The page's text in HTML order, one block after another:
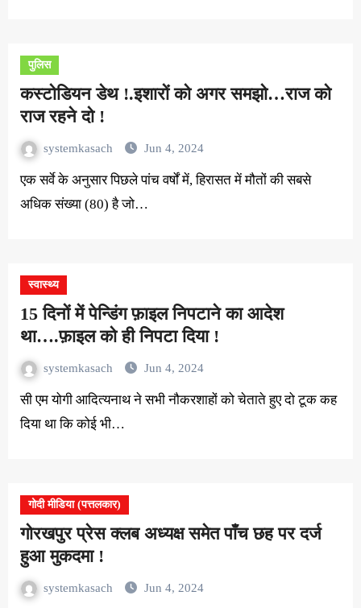
पुलिस
कस्टोडियन डेथ !.इशारों को अगर समझो…राज को
राज रहने दो !
systemkasach Jun 4, 2024
एक सर्वे के अनुसार पिछले पांच वर्षों में, हिरासत में मौतों की सबसे
अधिक संख्या (80) है जो…
स्वास्थ्य
15 दिनों में पेन्डिंग फ़ाइल निपटाने का आदेश
था….फ़ाइल को ही निपटा दिया !
systemkasach Jun 4, 2024
सी एम योगी आदित्यनाथ ने सभी नौकरशाहों को चेताते हुए दो टूक कह
दिया था कि कोई भी…
गोदी मीडिया (पत्तलकार)
गोरखपुर प्रेस क्लब अध्यक्ष समेत पाँच छह पर दर्ज
हुआ मुकदमा !
systemkasach Jun 4, 2024